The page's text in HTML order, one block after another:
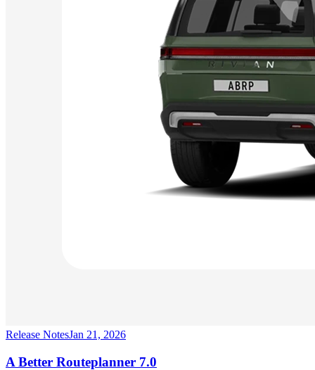
Release NotesJan 21, 2026
A Better Routeplanner 7.0